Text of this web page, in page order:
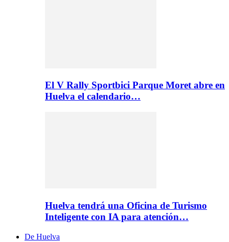
El V Rally Sportbici Parque Moret abre en
Huelva el calendario…
Huelva tendrá una Oficina de Turismo
Inteligente con IA para atención…
De Huelva